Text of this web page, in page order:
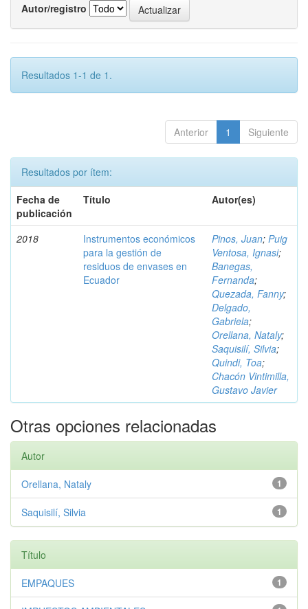
Autor/registro
Resultados 1-1 de 1.
Anterior 1 Siguiente
Resultados por ítem:
Fecha de
publicación
Título Autor(es)
2018
Instrumentos económicos
para la gestión de
residuos de envases en
Ecuador
Pinos, Juan; Puig
Ventosa, Ignasi;
Banegas,
Fernanda;
Quezada, Fanny;
Delgado,
Gabriela;
Orellana, Nataly;
Saquisilí, Silvia;
Quindi, Toa;
Chacón Vintimilla,
Gustavo Javier
Otras opciones relacionadas
Autor
1
Orellana, Nataly
1
Saquisilí, Silvia
Título
1
EMPAQUES